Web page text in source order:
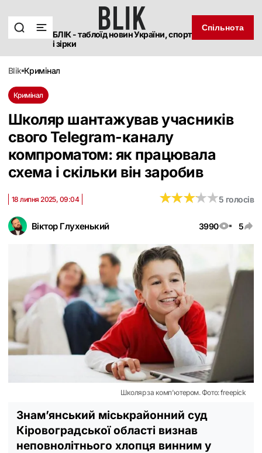
БЛІК - таблоїд новин України, спорт
і зірки
Спільнота
blik кримінал
Кримінал
Школяр шантажував учасників
свого Telegram-каналу
компроматом: як працювала
схема і скільки він заробив
Віктор Глухенький 3990 5
18 липня 2025, 09:04 ★★★★★
★★★★★5 голосів
Школяр за комп'ютером. Фото: freepick
Знамʼянський міськрайонний суд
Кіровоградської області визнав
неповнолітнього хлопця винним у